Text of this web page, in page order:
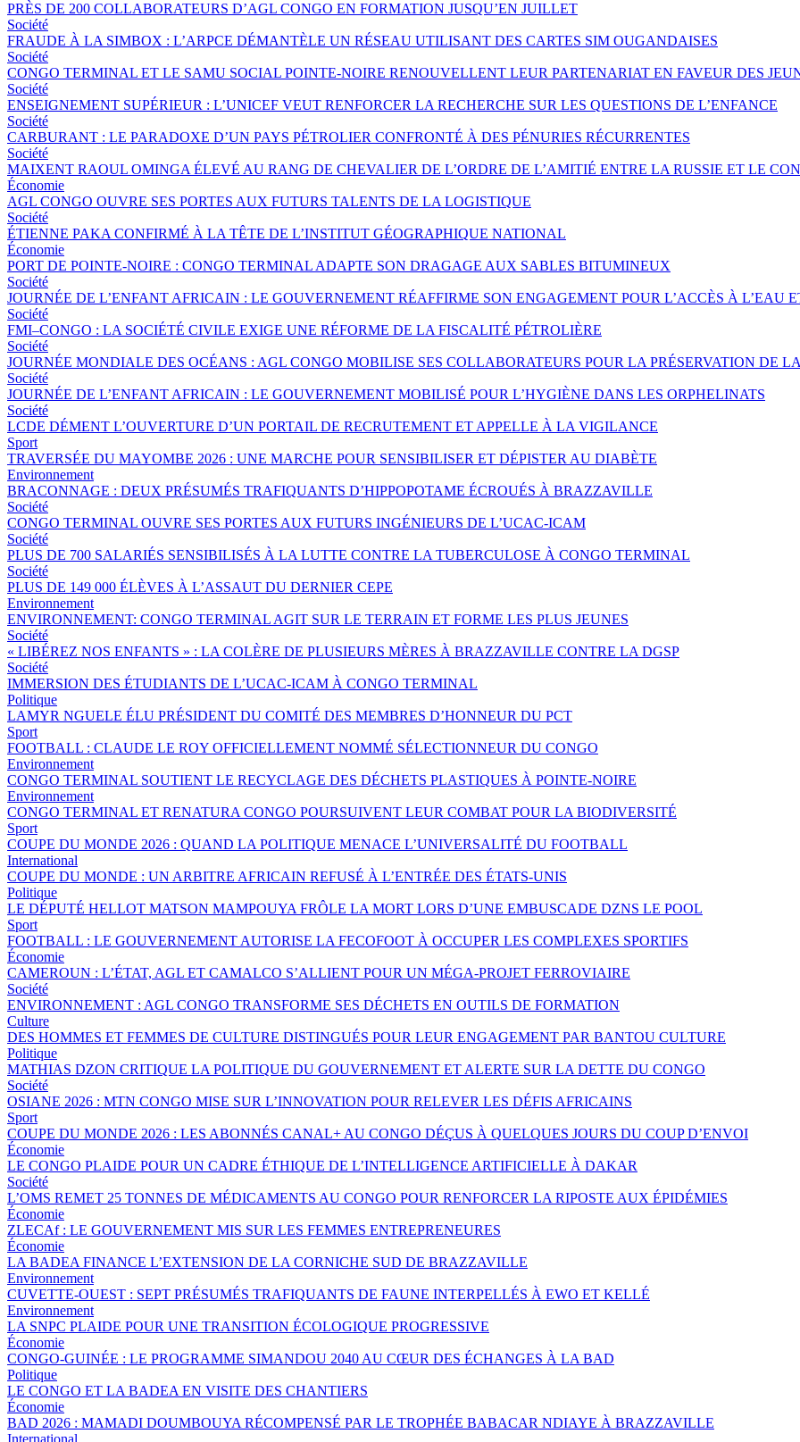
PRÈS DE 200 COLLABORATEURS D’AGL CONGO EN FORMATION JUSQU’EN JUILLET
Société
FRAUDE À LA SIMBOX : L’ARPCE DÉMANTÈLE UN RÉSEAU UTILISANT DES CARTES SIM OUGANDAISES
Société
CONGO TERMINAL ET LE SAMU SOCIAL POINTE-NOIRE RENOUVELLENT LEUR PARTENARIAT EN FAVEUR DES
Société
ENSEIGNEMENT SUPÉRIEUR : L’UNICEF VEUT RENFORCER LA RECHERCHE SUR LES QUESTIONS DE L’ENFANCE
Société
CARBURANT : LE PARADOXE D’UN PAYS PÉTROLIER CONFRONTÉ À DES PÉNURIES RÉCURRENTES
Société
MAIXENT RAOUL OMINGA ÉLEVÉ AU RANG DE CHEVALIER DE L’ORDRE DE L’AMITIÉ ENTRE LA RUSSIE ET LE
Économie
AGL CONGO OUVRE SES PORTES AUX FUTURS TALENTS DE LA LOGISTIQUE
Société
ÉTIENNE PAKA CONFIRMÉ À LA TÊTE DE L’INSTITUT GÉOGRAPHIQUE NATIONAL
Économie
PORT DE POINTE-NOIRE : CONGO TERMINAL ADAPTE SON DRAGAGE AUX SABLES BITUMINEUX
Société
JOURNÉE DE L’ENFANT AFRICAIN : LE GOUVERNEMENT RÉAFFIRME SON ENGAGEMENT POUR L’ACCÈS À L’EAU
Société
FMI–CONGO : LA SOCIÉTÉ CIVILE EXIGE UNE RÉFORME DE LA FISCALITÉ PÉTROLIÈRE
Société
JOURNÉE MONDIALE DES OCÉANS : AGL CONGO MOBILISE SES COLLABORATEURS POUR LA PRÉSERVATION DE
Société
JOURNÉE DE L’ENFANT AFRICAIN : LE GOUVERNEMENT MOBILISÉ POUR L’HYGIÈNE DANS LES ORPHELINATS
Société
LCDE DÉMENT L’OUVERTURE D’UN PORTAIL DE RECRUTEMENT ET APPELLE À LA VIGILANCE
Sport
TRAVERSÉE DU MAYOMBE 2026 : UNE MARCHE POUR SENSIBILISER ET DÉPISTER AU DIABÈTE
Environnement
BRACONNAGE : DEUX PRÉSUMÉS TRAFIQUANTS D’HIPPOPOTAME ÉCROUÉS À BRAZZAVILLE
Société
CONGO TERMINAL OUVRE SES PORTES AUX FUTURS INGÉNIEURS DE L’UCAC-ICAM
Société
PLUS DE 700 SALARIÉS SENSIBILISÉS À LA LUTTE CONTRE LA TUBERCULOSE À CONGO TERMINAL
Société
PLUS DE 149 000 ÉLÈVES À L’ASSAUT DU DERNIER CEPE
Environnement
ENVIRONNEMENT: CONGO TERMINAL AGIT SUR LE TERRAIN ET FORME LES PLUS JEUNES
Société
« LIBÉREZ NOS ENFANTS » : LA COLÈRE DE PLUSIEURS MÈRES À BRAZZAVILLE CONTRE LA DGSP
Société
IMMERSION DES ÉTUDIANTS DE L’UCAC-ICAM À CONGO TERMINAL
Politique
LAMYR NGUELE ÉLU PRÉSIDENT DU COMITÉ DES MEMBRES D’HONNEUR DU PCT
Sport
FOOTBALL : CLAUDE LE ROY OFFICIELLEMENT NOMMÉ SÉLECTIONNEUR DU CONGO
Environnement
CONGO TERMINAL SOUTIENT LE RECYCLAGE DES DÉCHETS PLASTIQUES À POINTE-NOIRE
Environnement
CONGO TERMINAL ET RENATURA CONGO POURSUIVENT LEUR COMBAT POUR LA BIODIVERSITÉ
Sport
COUPE DU MONDE 2026 : QUAND LA POLITIQUE MENACE L’UNIVERSALITÉ DU FOOTBALL
International
COUPE DU MONDE : UN ARBITRE AFRICAIN REFUSÉ À L’ENTRÉE DES ÉTATS-UNIS
Politique
LE DÉPUTÉ HELLOT MATSON MAMPOUYA FRÔLE LA MORT LORS D’UNE EMBUSCADE DZNS LE POOL
Sport
FOOTBALL : LE GOUVERNEMENT AUTORISE LA FECOFOOT À OCCUPER LES COMPLEXES SPORTIFS
Économie
CAMEROUN : L’ÉTAT, AGL ET CAMALCO S’ALLIENT POUR UN MÉGA-PROJET FERROVIAIRE
Société
ENVIRONNEMENT : AGL CONGO TRANSFORME SES DÉCHETS EN OUTILS DE FORMATION
Culture
DES HOMMES ET FEMMES DE CULTURE DISTINGUÉS POUR LEUR ENGAGEMENT PAR BANTOU CULTURE
Politique
MATHIAS DZON CRITIQUE LA POLITIQUE DU GOUVERNEMENT ET ALERTE SUR LA DETTE DU CONGO
Société
OSIANE 2026 : MTN CONGO MISE SUR L’INNOVATION POUR RELEVER LES DÉFIS AFRICAINS
Sport
COUPE DU MONDE 2026 : LES ABONNÉS CANAL+ AU CONGO DÉÇUS À QUELQUES JOURS DU COUP D’ENVOI
Économie
LE CONGO PLAIDE POUR UN CADRE ÉTHIQUE DE L’INTELLIGENCE ARTIFICIELLE À DAKAR
Société
L’OMS REMET 25 TONNES DE MÉDICAMENTS AU CONGO POUR RENFORCER LA RIPOSTE AUX ÉPIDÉMIES
Économie
ZLECAf : LE GOUVERNEMENT MIS SUR LES FEMMES ENTREPRENEURES
Économie
LA BADEA FINANCE L’EXTENSION DE LA CORNICHE SUD DE BRAZZAVILLE
Environnement
CUVETTE-OUEST : SEPT PRÉSUMÉS TRAFIQUANTS DE FAUNE INTERPELLÉS À EWO ET KELLÉ
Environnement
LA SNPC PLAIDE POUR UNE TRANSITION ÉCOLOGIQUE PROGRESSIVE
Économie
CONGO-GUINÉE : LE PROGRAMME SIMANDOU 2040 AU CŒUR DES ÉCHANGES À LA BAD
Politique
LE CONGO ET LA BADEA EN VISITE DES CHANTIERS
Économie
BAD 2026 : MAMADI DOUMBOUYA RÉCOMPENSÉ PAR LE TROPHÉE BABACAR NDIAYE À BRAZZAVILLE
International